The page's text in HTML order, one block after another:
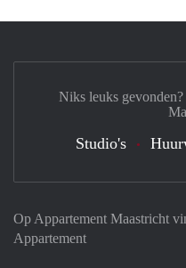
Op Appartement Maastricht
Appartement
Niks leuks
Studio's